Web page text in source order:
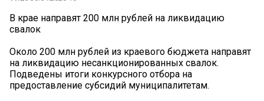
В крае направят 200 млн рублей на ликвидацию
свалок
Около 200 млн рублей из краевого бюджета направят
на ликвидацию несанкционированных свалок.
Подведены итоги конкурсного отбора на
предоставление субсидий муниципалитетам.